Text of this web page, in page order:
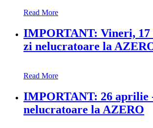
Read More
IMPORTANT: Vineri, 17
zi nelucratoare la
Read More
IMPORTANT: 26 aprilie
nelucratoare la AZERO